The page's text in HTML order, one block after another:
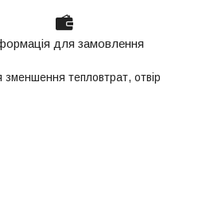
для замовлення
тепловтрат, отвір